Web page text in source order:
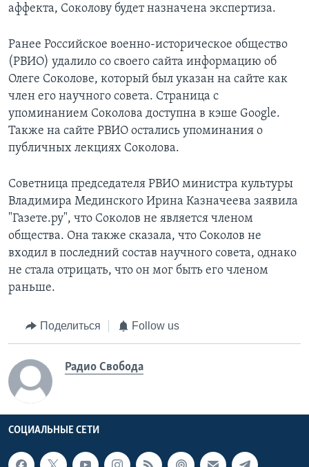
аффекта, Соколову будет назначена экспертиза.
Ранее Российское военно-историческое общество
(РВИО) удалило со своего сайта информацию об
Олеге Соколове, который был указан на сайте как
член его научного совета. Страница с
упоминанием Соколова доступна в кэше Google.
Также на сайте РВИО остались упоминания о
публичных лекциях Соколова.​
Советница председателя РВИО министра культуры
Владимира Мединского Ирина Казначеева заявила
"Газете.ру", что Соколов не является членом
общества. Она также сказала, что Соколов не
входил в последний состав научного совета, однако
не стала отрицать, что он мог быть его членом
раньше.
Поделиться Follow us
Радио Свобода
СОЦИАЛЬНЫЕ СЕТИ